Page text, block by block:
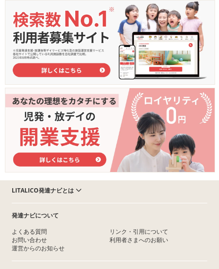
LITALICO発達ナビとは
発達ナビについて
よくある質問
お問い合わせ
運営からのお知らせ
リンク・引用について
利用者さまへのお願い